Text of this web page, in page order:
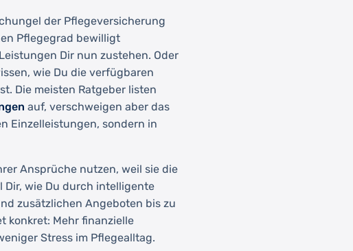
der Pflegeversicherung
Pflegegrad bewilligt
Dir nun zustehen. Oder
wie Du die verfügbaren
Die meisten Ratgeber listen
auf, verschweigen aber das
Einzelleistungen, sondern in
Ansprüche nutzen, weil sie die
Dir, wie Du durch intelligente
zusätzlichen Angeboten bis zu
konkret: Mehr finanzielle
Stress im Pflegealltag.